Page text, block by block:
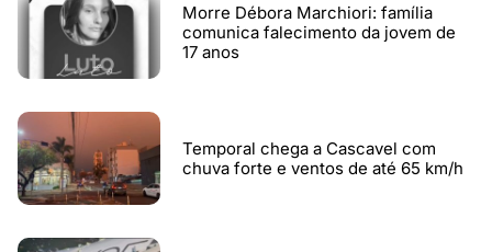
Morre Débora Marchiori: família
comunica falecimento da jovem de
17 anos
Temporal chega a Cascavel com
chuva forte e ventos de até 65 km/h